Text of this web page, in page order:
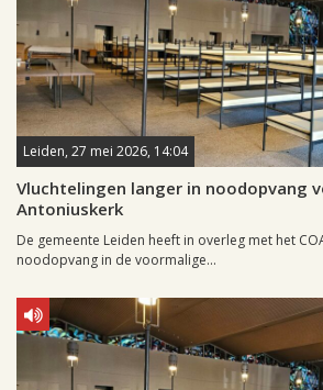
Leiden, 27 mei 2026, 14:04
Vluchtelingen langer in noodopvang
Antoniuskerk
De gemeente Leiden heeft in overleg met het
noodopvang in de voormalige...